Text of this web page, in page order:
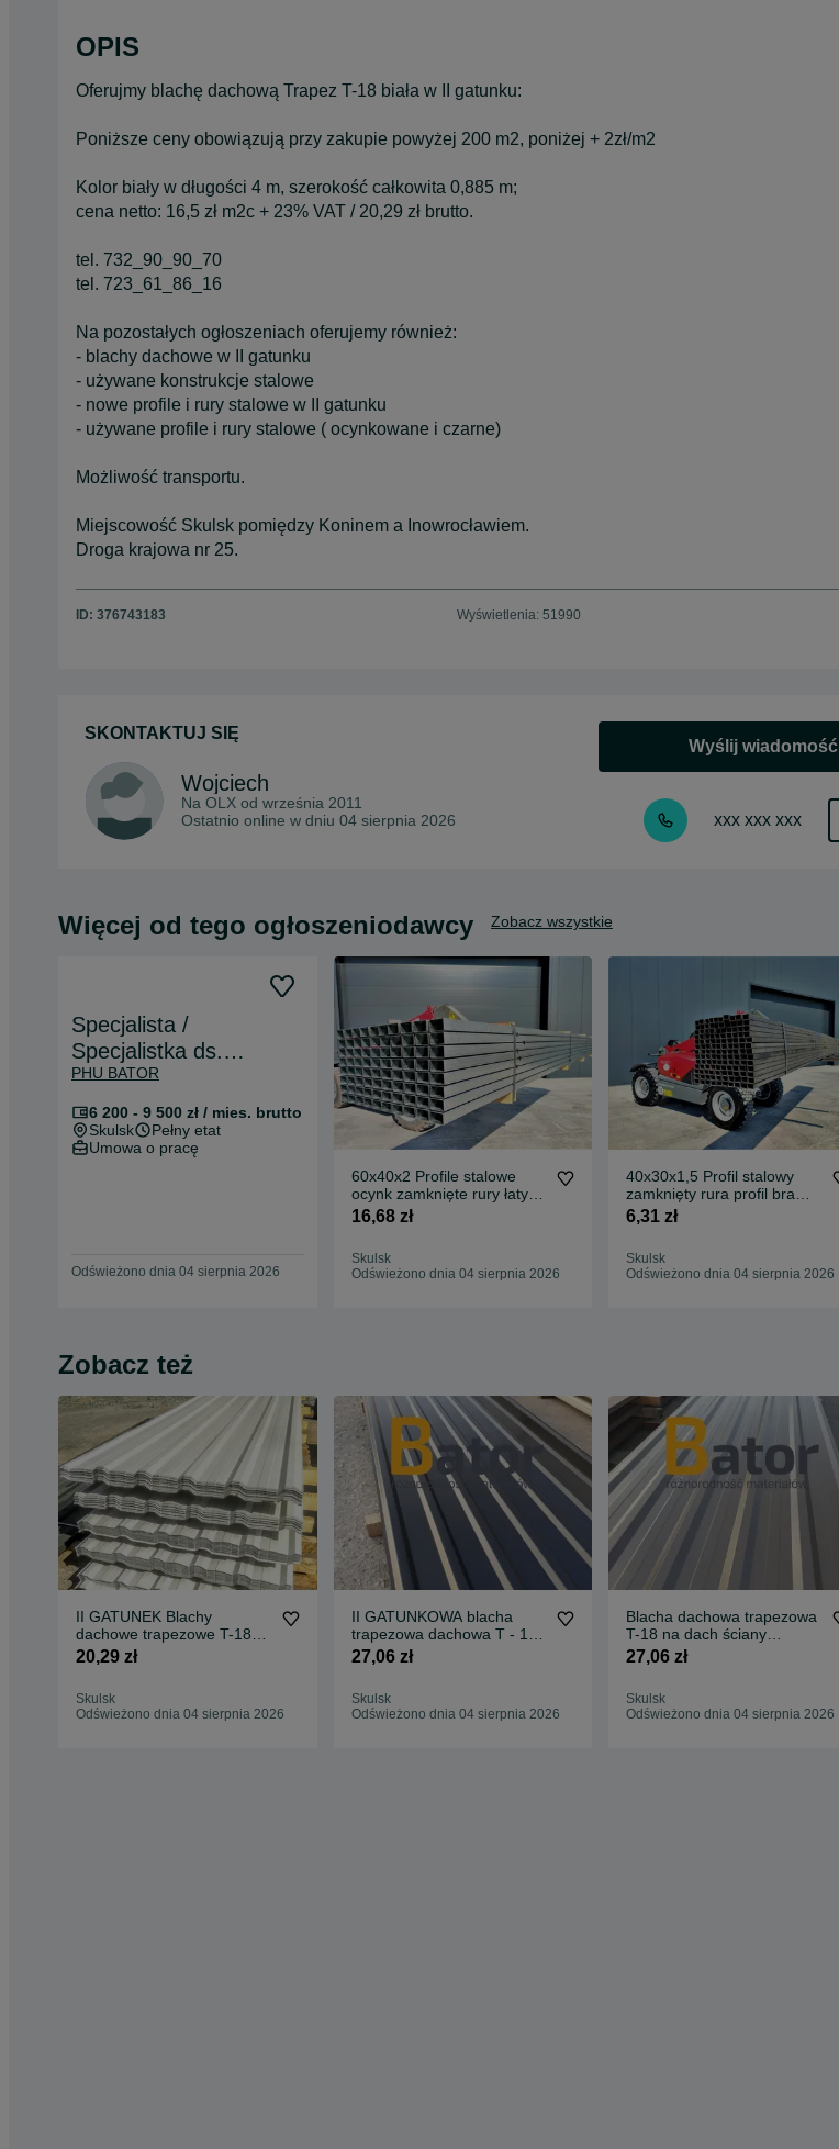
OPIS
Oferujmy blachę dachową Trapez T-18 biała w II gatunku:
Poniższe ceny obowiązują przy zakupie powyżej 200 m2, poniżej + 2zł/m2
Kolor biały w długości 4 m, szerokość całkowita 0,885 m;
cena netto: 16,5 zł m2c + 23% VAT / 20,29 zł brutto.
tel. 732_90_90_70
tel. 723_61_86_16
Na pozostałych ogłoszeniach oferujemy również:
- blachy dachowe w II gatunku
- używane konstrukcje stalowe
- nowe profile i rury stalowe w II gatunku
- używane profile i rury stalowe ( ocynkowane i czarne)
Możliwość transportu.
Miejscowość Skulsk pomiędzy Koninem a Inowrocławiem.
Droga krajowa nr 25.
ID: 376743183 Wyświetlenia: 51990
SKONTAKTUJ SIĘ
Wojciech
Na OLX od września 2011
Ostatnio online w dniu 04 sierpnia 2026
Wyślij wiadomość
xxx xxx xxx
Więcej od tego ogłoszeniodawcy Zobacz wszystkie
Specjalista /
Specjalistka ds.
administracyjno-
księgowych
PHU BATOR
6 200 - 9 500 zł / mies. brutto
Skulsk
Pełny etat
Umowa o pracę
Odświeżono dnia 04 sierpnia 2026
60x40x2 Profile stalowe
ocynk zamknięte rury łaty
ogrodzenie słupy
16,68 zł
Skulsk
Odświeżono dnia 04 sierpnia 2026
40x30x1,5 Profil stalowy
zamknięty rura profil brama
drzwi
6,31 zł
Skulsk
Odświeżono dnia 04 sierpnia 2026
Zobacz też
II GATUNEK Blachy
dachowe trapezowe T-18
biała blachodachówka
20,29 zł
Skulsk
Odświeżono dnia 04 sierpnia 2026
II GATUNKOWA blacha
trapezowa dachowa T - 18
czarna blachodachówka
27,06 zł
Skulsk
Odświeżono dnia 04 sierpnia 2026
Blacha dachowa trapezowa
T-18 na dach ściany
blachodachówka grafit
27,06 zł
Skulsk
Odświeżono dnia 04 sierpnia 2026